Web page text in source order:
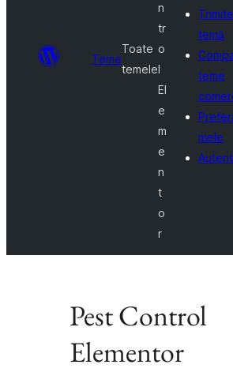
Teme
Toate
temele
n
tr
o
l
El
e
m
e
n
t
o
r
temă
teme
mele
Pest Control
Elementor